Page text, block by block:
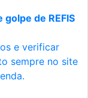
de REFIS
e verificar
sempre no site